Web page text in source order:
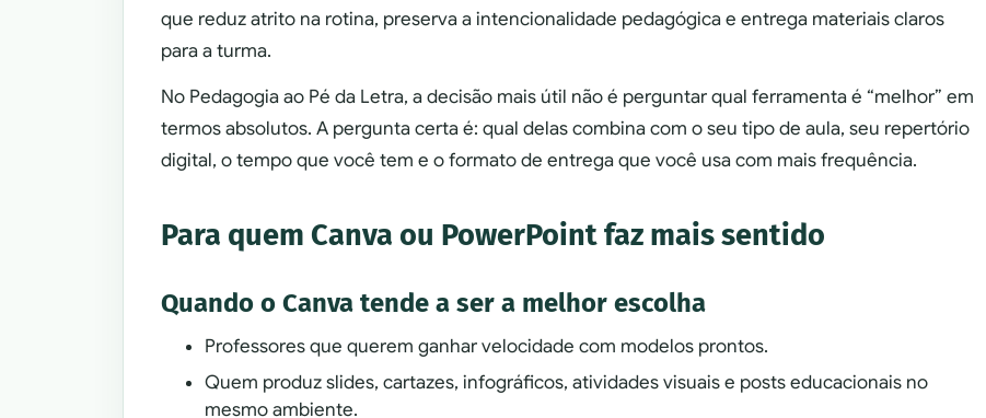
que reduz atrito na rotina, preserva a intencionalidade pedagógica e entrega materiais claros
para a turma.
No Pedagogia ao Pé da Letra, a decisão mais útil não é perguntar qual ferramenta é “melhor” em
termos absolutos. A pergunta certa é: qual delas combina com o seu tipo de aula, seu repertório
digital, o tempo que você tem e o formato de entrega que você usa com mais frequência.
Para quem Canva ou PowerPoint faz mais sentido
Quando o Canva tende a ser a melhor escolha
Professores que querem ganhar velocidade com modelos prontos.
Quem produz slides, cartazes, infográficos, atividades visuais e posts educacionais no
mesmo ambiente.